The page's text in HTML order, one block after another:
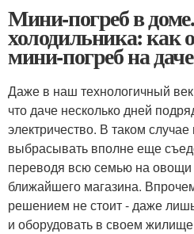
Мини-погреб в
холодильника: как
мини-погреб на даче
Даже в наш технологичный
что даче несколько дней
электричество. В таком
выбрасывать вполне еще
переводя всю семью на овощи
ближайшего магазина.
решением не стоит - даже
и оборудовать в своем